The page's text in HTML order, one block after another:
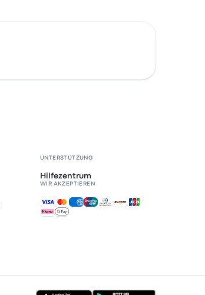
UNTERSTÜTZUNG
Hilfezentrum
WIR AKZEPTIEREN
Akzeptierte Zahlungsmethoden